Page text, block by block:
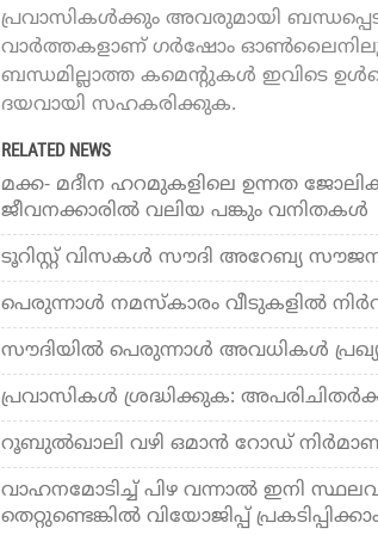
പ്രവാസികൾക്കും അവരുമായി
വാർത്തകളാണ് ഗർഷോം ഓൺലൈനിലൂടെ
ബന്ധമില്ലാത്ത കമെന്റുകൾ ഇവിടെ
ദയവായി സഹകരിക്കുക.
RELATED NEWS
മക്ക- മദീന ഹറമുകളിലെ ഉന്നത
ജീവനക്കാരില്‍ വലിയ പങ്കും വനിതകള്‍
ടൂറിസ്റ്റ് വിസകള്‍ സൗദി അറേബ്യ
പെരുന്നാൾ നമസ്​കാരം വീടുകളിൽ
സൗദിയിൽ പെരുന്നാൾ അവധികള്‍
പ്രവാസികൾ ശ്രദ്ധിക്കുക:
റൂബുല്‍ഖാലി വഴി ഒമാന്‍ റോഡ്
വാഹനമോടിച്ച് പിഴ വന്നാല്‍ ഇനി
തെറ്റുണ്ടെങ്കില്‍ വിയോജിപ്പ്